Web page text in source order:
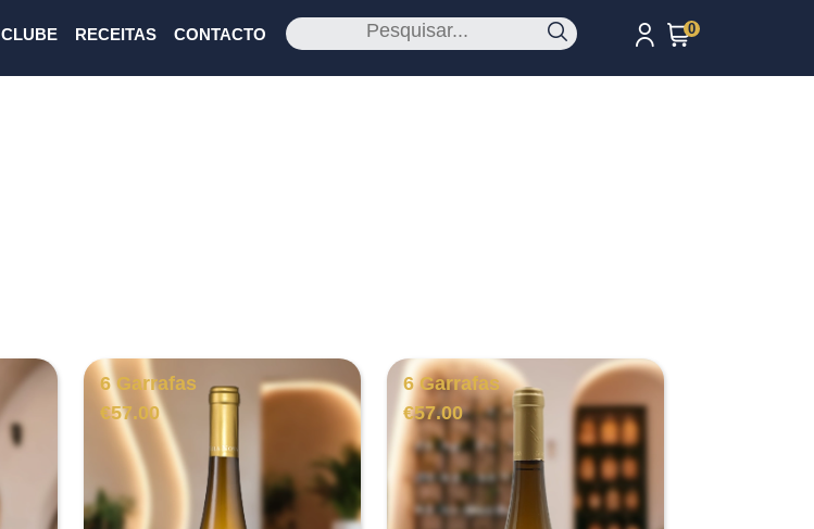
CLUBE RECEITAS CONTACTO 0
6 Garrafas
€57.00
6 Garrafas
€57.00